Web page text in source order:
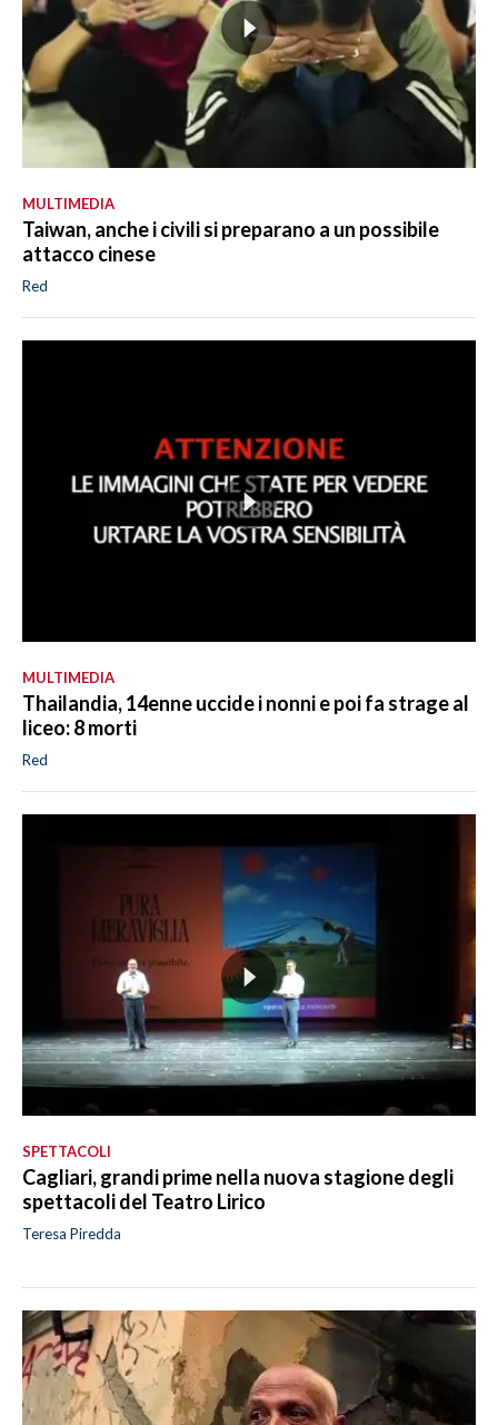
MULTIMEDIA
Taiwan, anche i civili si preparano a un possibile
attacco cinese
Red
MULTIMEDIA
Thailandia, 14enne uccide i nonni e poi fa strage al
liceo: 8 morti
Red
SPETTACOLI
Cagliari, grandi prime nella nuova stagione degli
spettacoli del Teatro Lirico
Teresa Piredda